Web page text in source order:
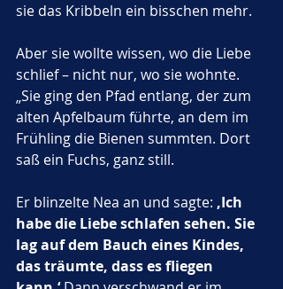
sie das Kribbeln ein bisschen mehr.
Aber sie wollte wissen, wo die Liebe
schlief – nicht nur, wo sie wohnte.
„Sie ging den Pfad entlang, der zum
alten Apfelbaum führte, an dem im
Frühling die Bienen summten. Dort
saß ein Fuchs, ganz still.
Er blinzelte Nea an und sagte: ‚Ich
habe die Liebe schlafen sehen. Sie
lag auf dem Bauch eines Kindes,
das träumte, dass es fliegen